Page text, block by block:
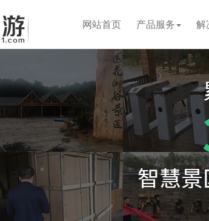
网站首页 产品服务 解